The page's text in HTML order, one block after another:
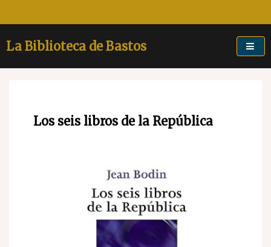
La Biblioteca de Bastos
Los seis libros de la República